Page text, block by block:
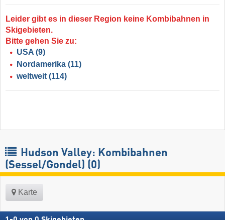
Leider gibt es in dieser Region keine Kombibahnen in
Skigebieten.
Bitte gehen Sie zu:
USA (9)
Nordamerika (11)
weltweit (114)
Hudson Valley: Kombibahnen
(Sessel/Gondel) (0)
Karte